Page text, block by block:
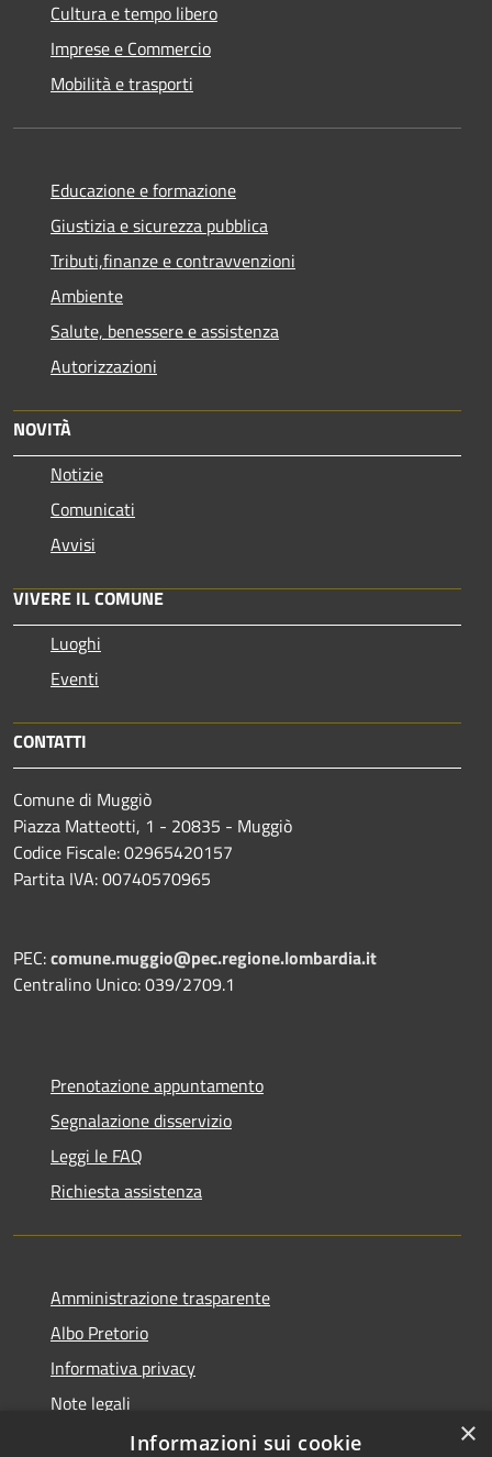
Cultura e tempo libero
Imprese e Commercio
Mobilità e trasporti
Educazione e formazione
Giustizia e sicurezza pubblica
Tributi,finanze e contravvenzioni
Ambiente
Salute, benessere e assistenza
Autorizzazioni
NOVITÀ
Notizie
Comunicati
Avvisi
VIVERE IL COMUNE
Luoghi
Eventi
CONTATTI
Comune di Muggiò
Piazza Matteotti, 1 - 20835 - Muggiò
Codice Fiscale: 02965420157
Partita IVA: 00740570965
PEC:comune.muggio@pec.regione.lombardia.it
Centralino Unico: 039/2709.1
Prenotazione appuntamento
Segnalazione disservizio
Leggi le FAQ
Richiesta assistenza
Amministrazione trasparente
Albo Pretorio
Informativa privacy
Note legali
Dichiarazione di accessibilità
×
Informazioni sui cookie